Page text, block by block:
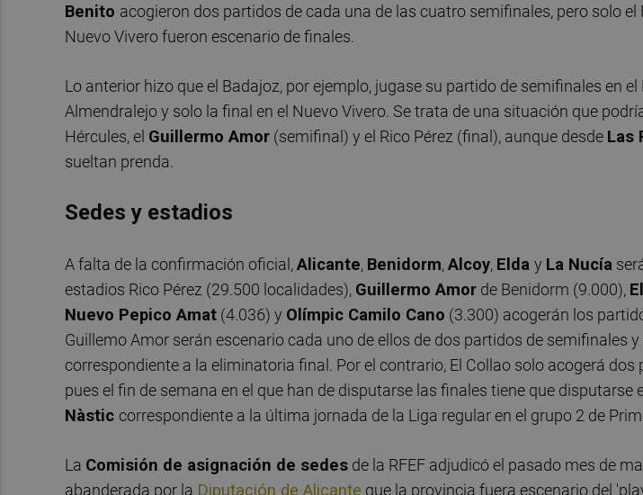
Benito acogieron dos partidos de cada una de las cuatro semifinales, pero solo el
Nuevo Vivero fueron escenario de finales.
Lo anterior hizo que el Badajoz, por ejemplo, jugase su partido de semifinales en
Almendralejo y solo la final en el Nuevo Vivero. Se trata de una situación que
Hércules, el Guillermo Amor (semifinal) y el Rico Pérez (final), aunque desde Las
sueltan prenda.
Sedes y estadios
A falta de la confirmación oficial,Alicante, Benidorm,Alcoy, Elda y La Nucía
estadios Rico Pérez (29.500 localidades), Guillermo Amor de Benidorm (9.000),
Nuevo Pepico Amat (4.036) y Olímpic Camilo Cano (3.300) acogerán los
Guillemo Amor serán escenario cada uno de ellos de dos partidos de semifinales
correspondiente a la eliminatoria final. Por el contrario, El Collao solo acogerá dos
pues el fin de semana en el que han de disputarse las finales tiene que disputarse
Nàstic correspondiente a la última jornada de la Liga regular en el grupo 2 de
La Comisión de asignación de sedes de la RFEF adjudicó el pasado mes de
abanderada por la Diputación de Alicante que la provincia fuera escenario del